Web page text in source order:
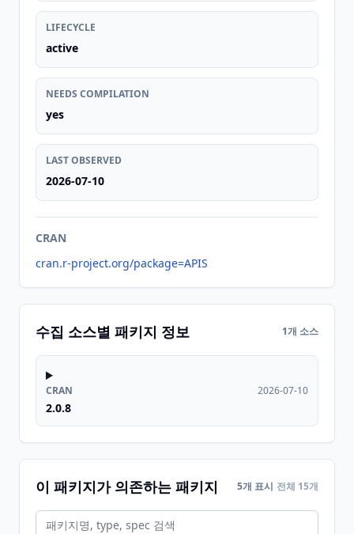
LIFECYCLE
active
NEEDS COMPILATION
yes
LAST OBSERVED
2026-07-10
CRAN
cran.r-project.org/package=APIS
수집 소스별 패키지 정보 1개 소스
CRAN
2.0.8
2026-07-10
이 패키지가 의존하는 패키지 5개 표시 전체 15개